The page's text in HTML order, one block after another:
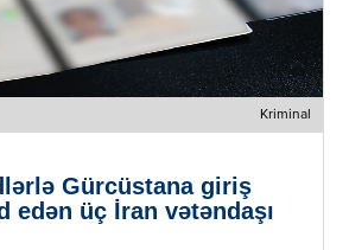
Kriminal
Gürcüstana giriş
edən üç İran vətəndaşı